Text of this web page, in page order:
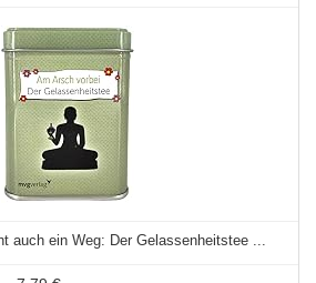
auch ein Weg: Der Gelassenheitstee ...